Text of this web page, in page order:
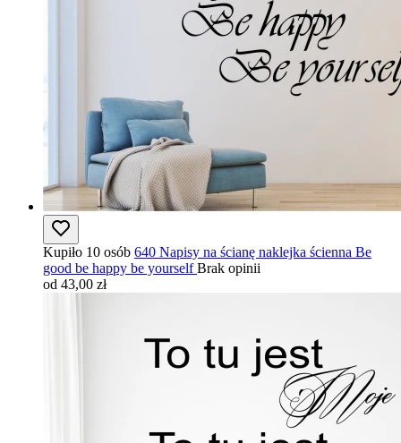
Kupiło 10 osób 640 Napisy na ścianę naklejka ścienna Be
good be happy be yourself Brak opinii
od 43,00 zł